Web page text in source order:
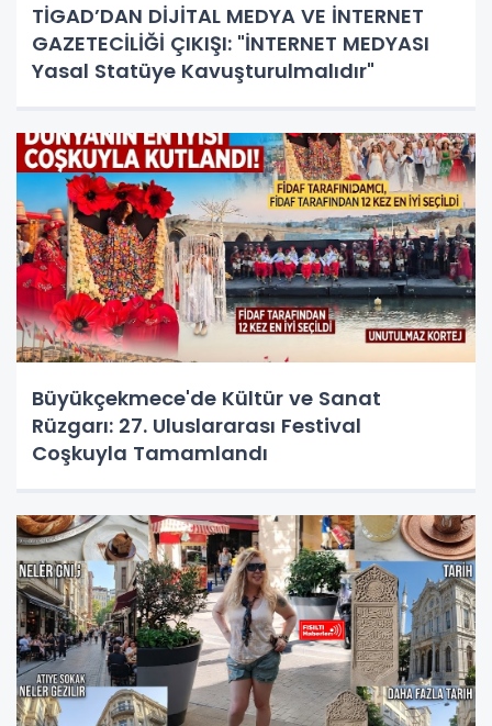
TİGAD’DAN DİJİTAL MEDYA VE İNTERNET
GAZETECİLİĞİ ÇIKIŞI: "İNTERNET MEDYASI
Yasal Statüye Kavuşturulmalıdır"
Büyükçekmece'de Kültür ve Sanat
Rüzgarı: 27. Uluslararası Festival
Coşkuyla Tamamlandı